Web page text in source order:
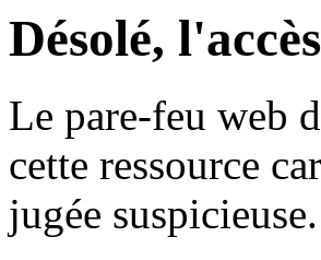
Désolé,
Le pare-feu web
cette ressource
jugée suspicieuse.